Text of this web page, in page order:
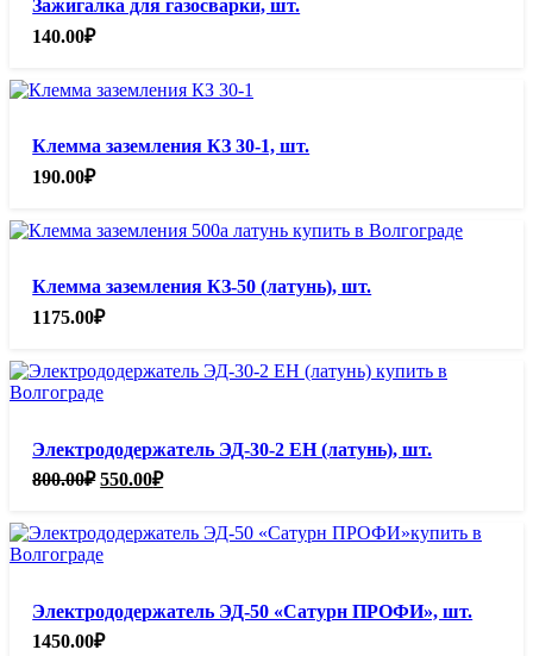
Зажигалка для газосварки, шт.
140.00₽
Клемма заземления КЗ 30-1, шт.
190.00₽
Клемма заземления КЗ-50 (латунь), шт.
1175.00₽
Электрододержатель ЭД-30-2 ЕН (латунь), шт.
800.00₽ Первоначальная
800.00₽.
550.00₽Текущая
550.00₽.
Электрододержатель ЭД-50 «Сатурн ПРОФИ», шт.
1450.00₽